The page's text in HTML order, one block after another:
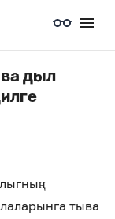
дыл
тыва